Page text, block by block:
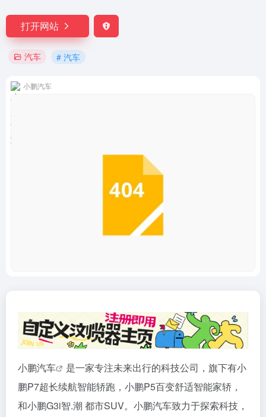
打开网站
汽车 # 汽车
小鹏汽车
小鹏汽车
是一家专注未来出行的科技公司，旗下有小
鹏P7超长续航智能轿跑，小鹏P5百变舒适智能家轿，
和小鹏G3i智.潮 都市SUV。小鹏汽车致力于探索科技，